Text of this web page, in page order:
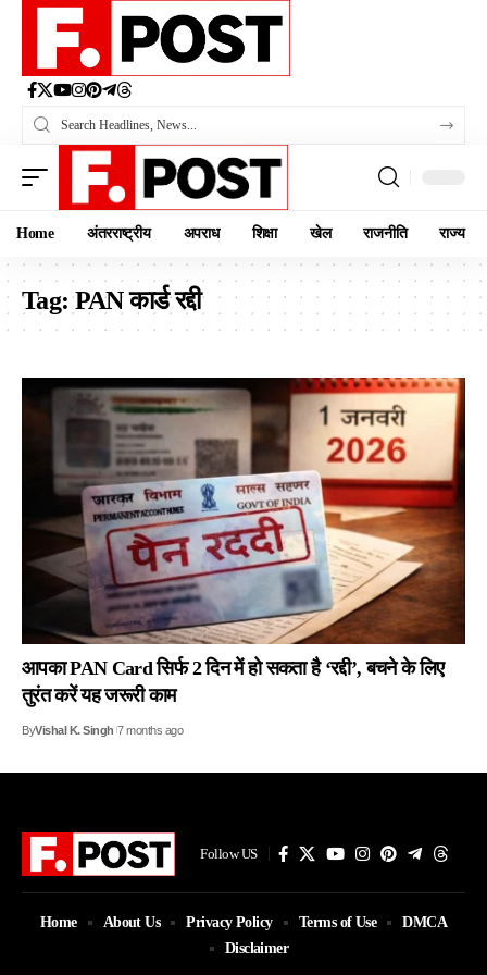
Home अंतरराष्ट्रीय अपराध शिक्षा खेल राजनीति राज्य
Tag:PAN कार्ड रद्दी
आपका PAN Card सिर्फ 2 दिन में हो सकता है ‘रद्दी’, बचने के लिए
तुरंत करें यह जरूरी काम
ByVishal K. Singh 7 months ago
Follow US
Home About Us Privacy Policy Terms of Use
DMCA
Disclaimer